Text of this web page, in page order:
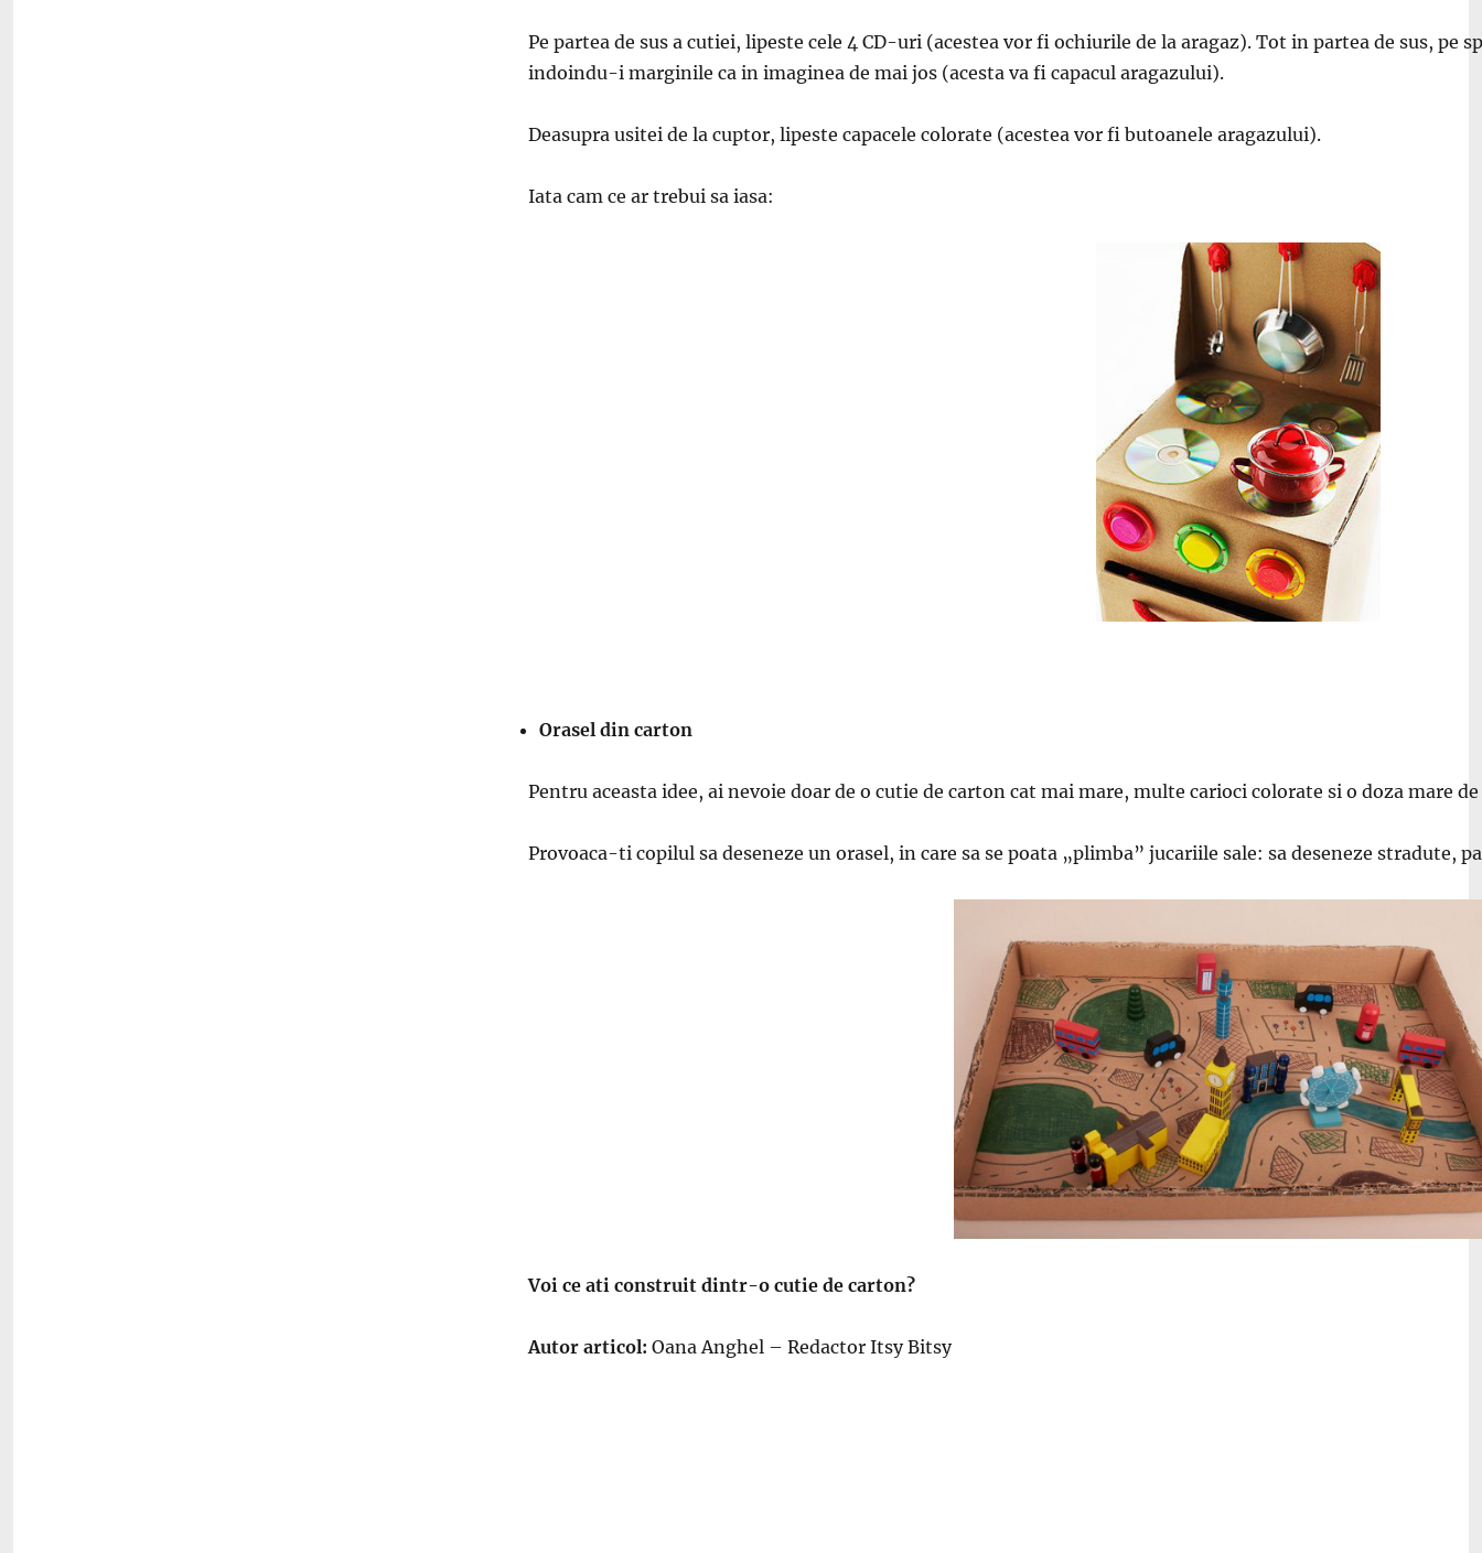
Pe partea de sus a cutiei, lipeste cele 4 CD-uri (acestea vor fi ochiurile de la aragaz). Tot in partea de sus, pe
indoindu-i marginile ca in imaginea de mai jos (acesta va fi capacul aragazului).
Deasupra usitei de la cuptor, lipeste capacele colorate (acestea vor fi butoanele aragazului).
Iata cam ce ar trebui sa iasa:
Orasel din carton
Pentru aceasta idee, ai nevoie doar de o cutie de carton cat mai mare, multe carioci colorate si o doza mare
Provoaca-ti copilul sa deseneze un orasel, in care sa se poata „plimba” jucariile sale: sa deseneze stradute,
Voi ce ati construit dintr-o cutie de carton?
Autor articol: Oana Anghel – Redactor Itsy Bitsy